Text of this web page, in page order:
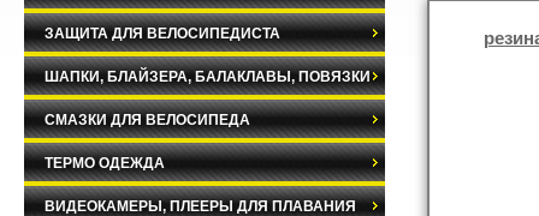
ЗАЩИТА ДЛЯ ВЕЛОСИПЕДИСТА
ШАПКИ, БЛАЙЗЕРА, БАЛАКЛАВЫ, ПОВЯЗКИ
СМАЗКИ ДЛЯ ВЕЛОСИПЕДА
ТЕРМО ОДЕЖДА
ВИДЕОКАМЕРЫ, ПЛЕЕРЫ ДЛЯ ПЛАВАНИЯ